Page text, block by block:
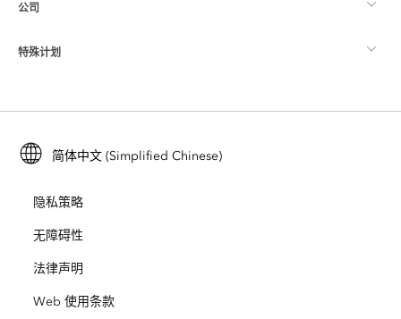
Esri Store
ArcGIS 博客
Esri 年轻专家关系网
什么是 GIS？
位置智能
培训
ArcUser
ArcNews
ArcWatch
公司
关于 Esri
招贤纳士
开放视野
业务行为准则
特殊计划
ArcGIS for Student Use
保护
教育
简体中文 (Simplified Chinese)
隐私策略
无障碍性
法律声明
Web 使用条款